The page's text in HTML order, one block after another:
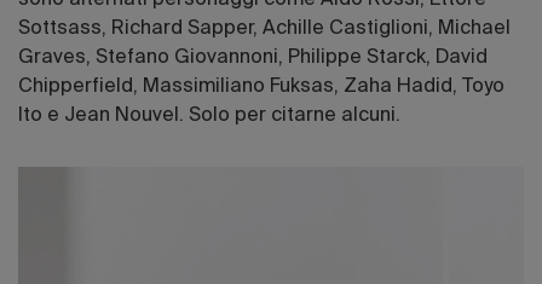
Sottsass, Richard Sapper, Achille Castiglioni, Michael
Graves, Stefano Giovannoni, Philippe Starck, David
Chipperfield, Massimiliano Fuksas, Zaha Hadid, Toyo
Ito e Jean Nouvel. Solo per citarne alcuni.